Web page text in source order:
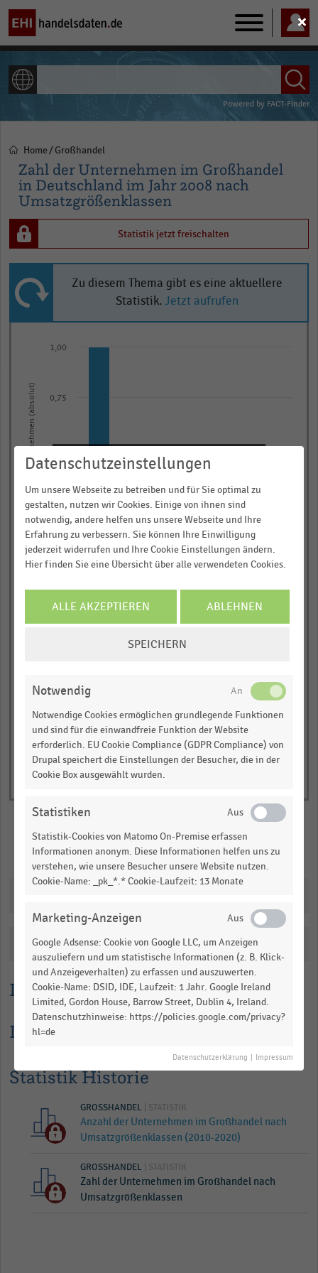
Main
navigation
Powered by FACT-Finder
Pfadnavigation
Home Großhandel
Zahl der Unternehmen im Großhandel
in Deutschland im Jahr 2008 nach
Umsatzgrößenklassen
Lesehilfe
Informationen zur Statistik
Statistik jetzt freischalten
Zu diesem Thema gibt es eine aktuellere
Statistik. Jetzt aufrufen
bars.
The
chart
axis
displaying
categories.
Range:
categories.
displaying
Zahl
der
Unternehmen
Range:
View
table.
Zahl der Unternehmen (absolut)
Bis 1Million Euro Jahresumsatz
1 bis 2 Millionen Euro Jahresumsatz
2 bis 5 Millionen Euro Jahresumsatz
5 bis 10 Millionen Euro Jahresumsatz
10 Millionen Euro und mehr Jahresumsatz
0,00
0,25
0,75
1,00
chart
Informieren und Vorteile
sichern!
Für Ihre bequeme und umfassende
Recherche:
Über 300.000 Daten und Kennzahlen
Download als Excel, PNG, PDF
JETZT INFORMIEREN
Merken Teilen
Katalogisierung
Statistik Historie
GROSSHANDEL | STATISTIK
Anzahl der Unternehmen im Großhandel nach
Umsatzgrößenklassen (2010-2020)
GROSSHANDEL | STATISTIK
Zahl der Unternehmen im Großhandel nach
Umsatzgrößenklassen
Datenschutzeinstellungen
Um unsere Webseite zu betreiben und für Sie optimal zu
gestalten, nutzen wir Cookies. Einige von ihnen sind
notwendig, andere helfen uns unsere Webseite und Ihre
Erfahrung zu verbessern. Sie können Ihre Einwilligung
jederzeit widerrufen und Ihre Cookie Einstellungen ändern.
Hier finden Sie eine Übersicht über alle verwendeten Cookies.
ALLE AKZEPTIEREN ABLEHNEN
SPEICHERN
Notwendig
Notwendige Cookies ermöglichen grundlegende Funktionen
und sind für die einwandfreie Funktion der Website
erforderlich. EU Cookie Compliance (GDPR Compliance) von
Drupal speichert die Einstellungen der Besucher, die in der
Cookie Box ausgewählt wurden.
Statistiken
Statistik-Cookies von Matomo On-Premise erfassen
Informationen anonym. Diese Informationen helfen uns zu
verstehen, wie unsere Besucher unsere Website nutzen.
Cookie-Name: _pk_*.* Cookie-Laufzeit: 13 Monate
Marketing-Anzeigen
Google Adsense: Cookie von Google LLC, um Anzeigen
auszuliefern und um statistische Informationen (z. B. Klick-
und Anzeigeverhalten) zu erfassen und auszuwerten.
Cookie-Name: DSID, IDE, Laufzeit: 1 Jahr. Google Ireland
Limited, Gordon House, Barrow Street, Dublin 4, Ireland.
Datenschutzhinweise: https://policies.google.com/privacy?
hl=de
Datenschutzerklärung Impressum